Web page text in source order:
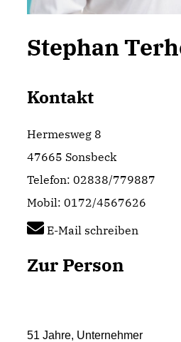
Stephan
Kontakt
Hermesweg 8
47665 Sonsbeck
Telefon: 02838/779887
Mobil: 0172/4567626
E-Mail schreiben
Zur Person
51 Jahre, Unternehmer